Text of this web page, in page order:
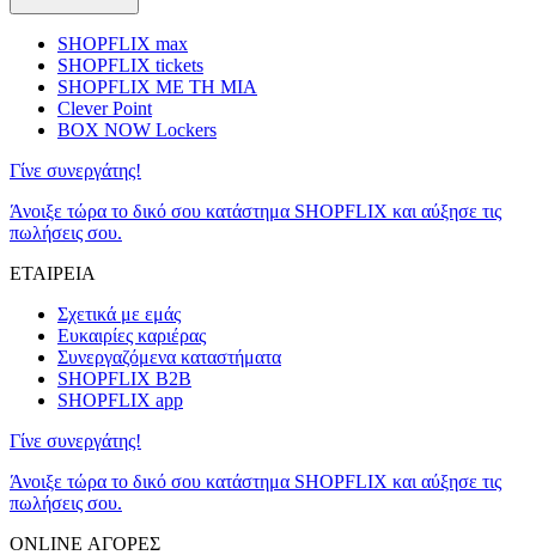
SHOPFLIX max
SHOPFLIX tickets
SHOPFLIX ΜΕ ΤΗ ΜΙΑ
Clever Point
BOX NOW Lockers
Γίνε συνεργάτης!
Άνοιξε τώρα το δικό σου κατάστημα SHOPFLIX και αύξησε τις
πωλήσεις σου.
ΕΤΑΙΡΕΙΑ
Σχετικά με εμάς
Ευκαιρίες καριέρας
Συνεργαζόμενα καταστήματα
SHOPFLIX B2B
SHOPFLIX app
Γίνε συνεργάτης!
Άνοιξε τώρα το δικό σου κατάστημα SHOPFLIX και αύξησε τις
πωλήσεις σου.
ONLINE ΑΓΟΡΕΣ